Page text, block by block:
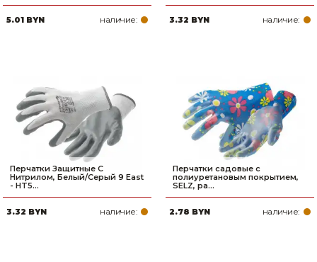
5.01 BYN наличие: 3.32 BYN наличие:
Перчатки Защитные С
Нитрилом, Белый/Серый 9 East
- HT5...
3.32 BYN наличие:
Перчатки садовые с
полиуретановым покрытием,
SELZ, ра...
2.78 BYN наличие: